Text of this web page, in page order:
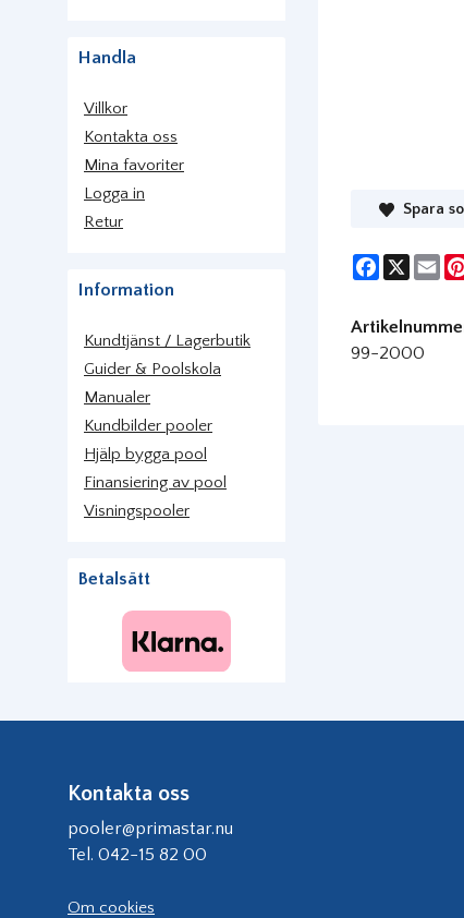
Handla
Villkor
Kontakta oss
Mina favoriter
Logga in
Retur
Information
Kundtjänst / Lagerbutik
Guider & Poolskola
Manualer
Kundbilder pooler
Hjälp bygga pool
Finansiering av pool
Visningspooler
Betalsätt
Spara
Facebook
X
99-2000
Kontakta oss
pooler@primastar.nu
Tel. 042-15 82 00
Om cookies